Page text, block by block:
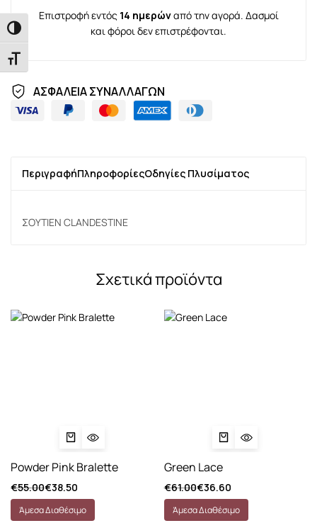
Εναλλαγή Υψηλής Αντίθεσης
Εναλλαγή Μεγέθους Γραμμάτων
Επιστροφή εντός 14 ημερώναπό την αγορά. Δασμοί
και φόροι δεν επιστρέφονται.
ΑΣΦΑΛΕΙΑ ΣΥΝΑΛΛΑΓΩΝ
ΠεριγραφήΠληροφορίεςΟδηγίες Πλυσίματος
ΣΟΥΤΙΕΝ CLANDESTINE
Σχετικά προϊόντα
Powder Pink Bralette
€55.00€38.50
Άμεσα Διαθέσιμο
Green Lace
€61.00€36.60
Άμεσα Διαθέσιμο